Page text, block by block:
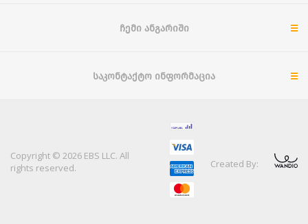
ᲩᲔᲛᲘ ᲐᲜᲒᲐᲠᲘᲨᲘ
ᲡᲐᲙᲝᲜᲢᲐᲥᲢᲝ ᲘᲜᲤᲝᲠᲛᲐᲪᲘᲐ
Copyright © 2026 EBS LLC. All
rights reserved.
Created By: